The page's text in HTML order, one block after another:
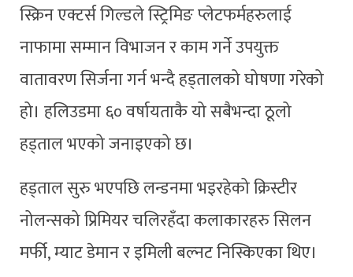
स्क्रिन एक्टर्स गिल्डले स्ट्रिमिङ प्लेटफर्महरुलाई
नाफामा सम्मान विभाजन र काम गर्ने उपयुक्त
वातावरण सिर्जना गर्न भन्दै हड्तालको घोषणा गरेको
हो। हलिउडमा ६० वर्षायताकै यो सबैभन्दा ठूलो
हड्ताल भएको जनाइएको छ।
हड्ताल सुरु भएपछि लन्डनमा भइरहेको क्रिस्टीर
नोलन्सको प्रिमियर चलिरहँदा कलाकारहरु सिलन
मर्फी, म्याट डेमान र इमिली बल्नट निस्किएका थिए।